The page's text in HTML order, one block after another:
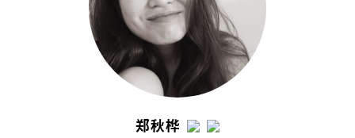
郑秋桦